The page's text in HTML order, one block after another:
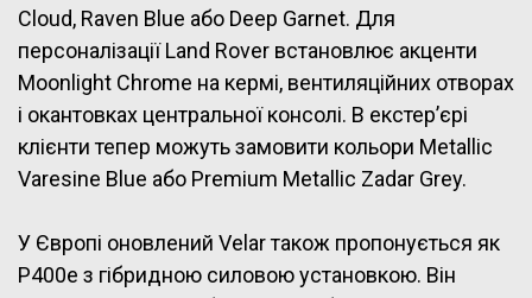
Cloud, Raven Blue або Deep Garnet. Для
персоналізації Land Rover встановлює акценти
Moonlight Chrome на кермі, вентиляційних отворах
і окантовках центральної консолі. В екстер’єрі
клієнти тепер можуть замовити кольори Metallic
Varesine Blue або Premium Metallic Zadar Grey.
У Європі оновлений Velar також пропонується як
P400e з гібридною силовою установкою. Він